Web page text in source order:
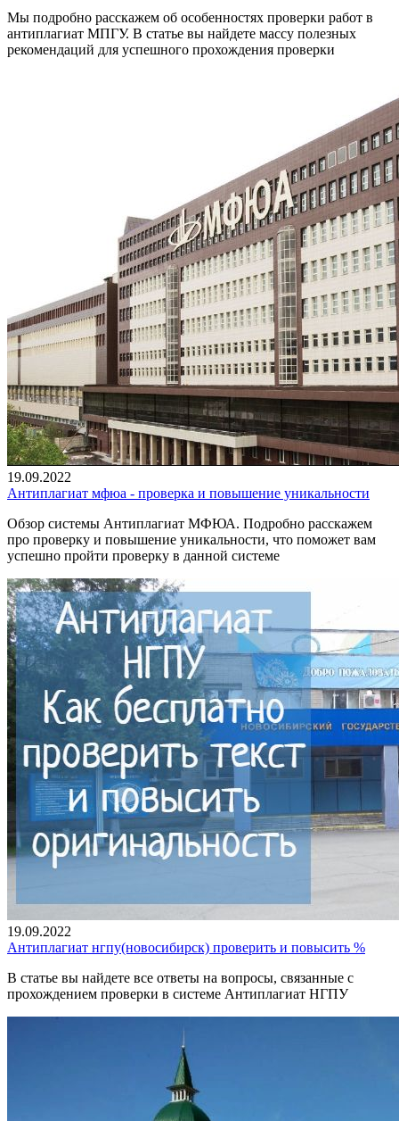
Мы подробно расскажем об особенностях проверки работ в
антиплагиат МПГУ. В статье вы найдете массу полезных
рекомендаций для успешного прохождения проверки
19.09.2022
Антиплагиат мфюа - проверка и повышение уникальности
Обзор системы Антиплагиат МФЮА. Подробно расскажем
про проверку и повышение уникальности, что поможет вам
успешно пройти проверку в данной системе
19.09.2022
Антиплагиат нгпу(новосибирск) проверить и повысить %
В статье вы найдете все ответы на вопросы, связанные с
прохождением проверки в системе Антиплагиат НГПУ